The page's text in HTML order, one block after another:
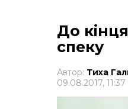
До
спеку
Автор: Тиха
09.08.2017, 11:37